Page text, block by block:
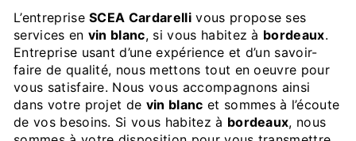
L’entrepriseSCEA Cardarellivous propose ses
services en vin blanc, si vous habitez à bordeaux.
Entreprise usant d’une expérience et d’un savoir-
faire de qualité, nous mettons tout en oeuvre pour
vous satisfaire. Nous vous accompagnons ainsi
dans votre projet de vin blanc et sommes à l’écoute
de vos besoins. Si vous habitez à bordeaux, nous